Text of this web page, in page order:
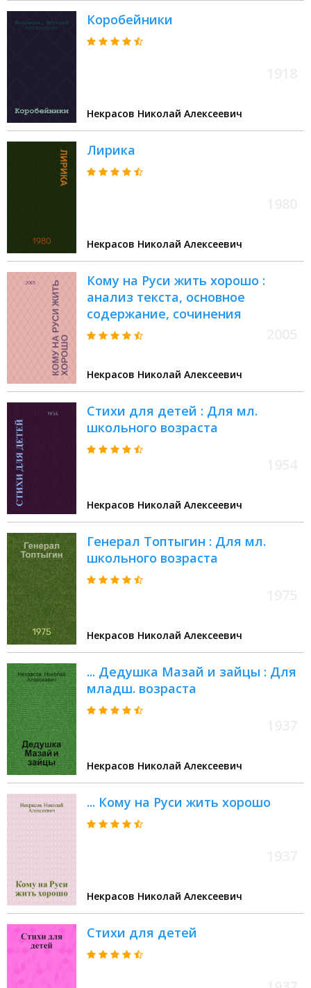
Коробейники
Некрасов Николай Алексеевич
Лирика
Некрасов Николай Алексеевич
Кому на Руси жить хорошо :
анализ текста, основное
содержание, сочинения
Некрасов Николай Алексеевич
Стихи для детей : Для мл.
школьного возраста
Некрасов Николай Алексеевич
Генерал Топтыгин : Для мл.
школьного возраста
Некрасов Николай Алексеевич
... Дедушка Мазай и зайцы : Для
младш. возраста
Некрасов Николай Алексеевич
... Кому на Руси жить хорошо
Некрасов Николай Алексеевич
Стихи для детей